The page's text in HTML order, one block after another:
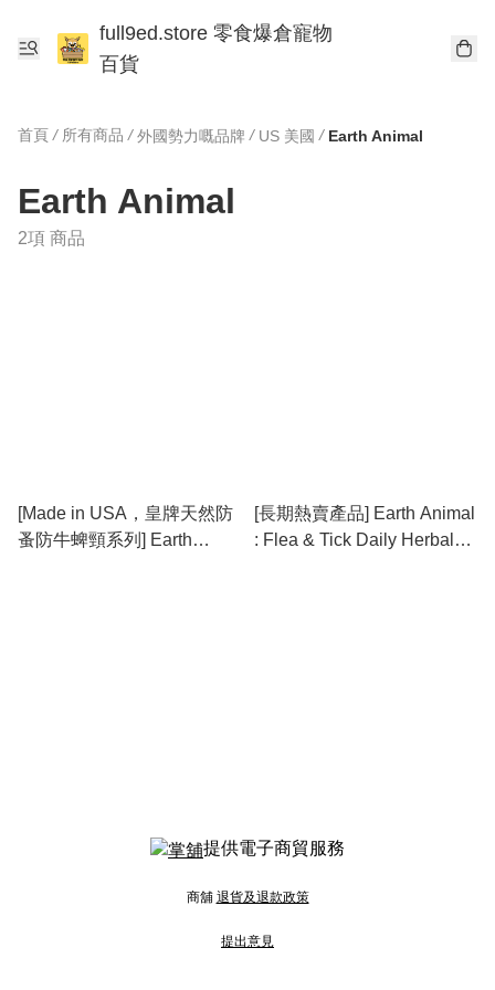
full9ed.store 零食爆倉寵物
百貨
首頁 / 所有商品 / 外國勢力嘅品牌 / US 美國 / Earth Animal
Earth Animal
2項 商品
[Made in USA，皇牌天然防
蚤防牛蜱頸系列] Earth
[長期熱賣產品] Earth Animal
: Flea & Tick Daily Herbal
提供電子商貿服務
商舖 退貨及退款政策
提出意見